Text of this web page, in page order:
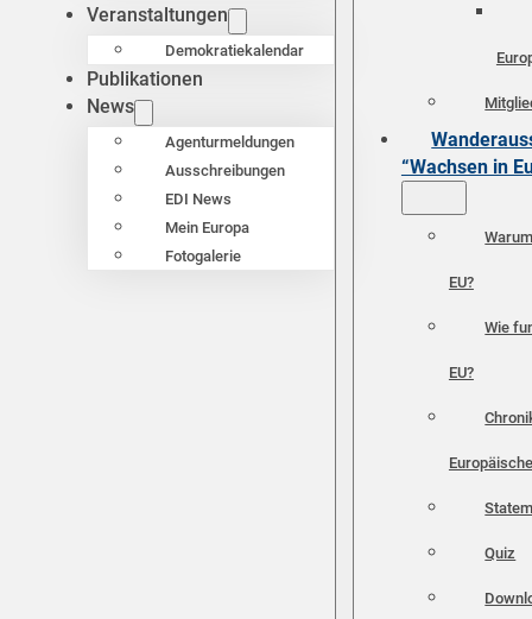
Veranstaltungen
Demokratiekalendar
Publikationen
News
Agenturmeldungen
Ausschreibungen
EDI News
Mein Europa
Fotogalerie
“Wachsen in
EU?
Wie
EU?
Quiz